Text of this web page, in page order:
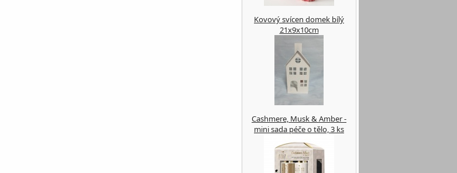
Kovový svícen domek bílý
21x9x10cm
Cashmere, Musk & Amber -
mini sada péče o tělo, 3 ks